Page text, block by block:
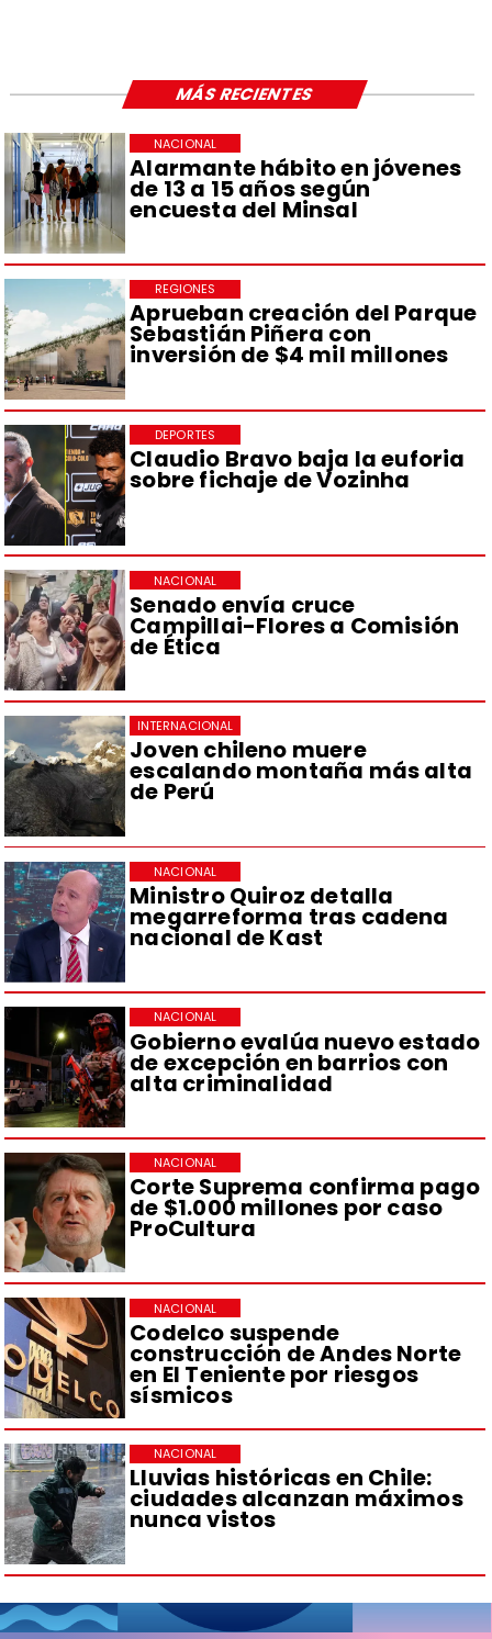
Alarmante hábito en jóvenes
de 13 a 15 años según
encuesta del Minsal
NACIONAL
Aprueban creación del Parque
Sebastián Piñera con
inversión de $4 mil millones
REGIONES
Claudio Bravo baja la euforia
sobre fichaje de Vozinha
DEPORTES
Senado envía cruce
Campillai-Flores a Comisión
de Ética
NACIONAL
Joven chileno muere
escalando montaña más alta
de Perú
INTERNACIONAL
Ministro Quiroz detalla
megarreforma tras cadena
nacional de Kast
NACIONAL
Gobierno evalúa nuevo estado
de excepción en barrios con
alta criminalidad
NACIONAL
Corte Suprema confirma pago
de $1.000 millones por caso
ProCultura
NACIONAL
Codelco suspende
construcción de Andes Norte
en El Teniente por riesgos
sísmicos
NACIONAL
Lluvias históricas en Chile:
ciudades alcanzan máximos
nunca vistos
NACIONAL
MÁS RECIENTES